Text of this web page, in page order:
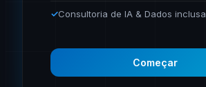
✓Consultoria de IA & Dados inclusa
Começar